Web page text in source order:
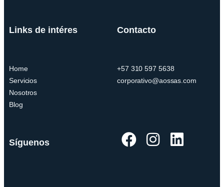
Links de intéres
Home
Servicios
Nosotros
Blog
Contacto
+57 310 597 5638
corporativo@aossas.com
Síguenos